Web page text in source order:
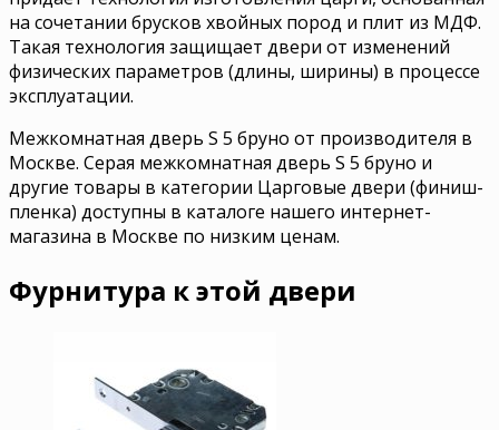
на сочетании брусков хвойных пород и плит из МДФ.
Такая технология защищает двери от изменений
физических параметров (длины, ширины) в процессе
эксплуатации.
Межкомнатная дверь S 5 бруно от производителя в
Москве. Серая межкомнатная дверь S 5 бруно и
другие товары в категории Царговые двери (финиш-
пленка) доступны в каталоге нашего интернет-
магазина в Москве по низким ценам.
Фурнитура к этой двери